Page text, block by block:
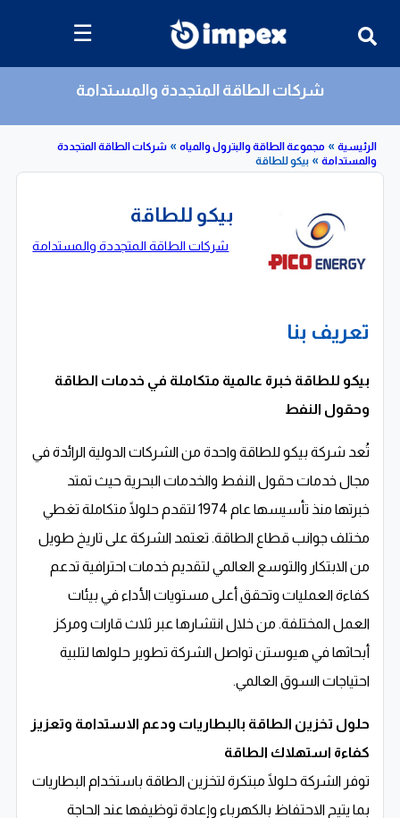
☰
شركات الطاقة المتجددة والمستدامة
»
مجموعة الطاقة والبترول والمياه
»
شركات الطاقة المتجددة
»
بيكو للطاقة
تعريف بنا
بيكو للطاقة خبرة عالمية متكاملة في خدمات الطاقة
وحقول النفط
تُعد شركة بيكو للطاقة واحدة من الشركات الدولية الرائدة في
مجال خدمات حقول النفط والخدمات البحرية حيث تمتد
خبرتها منذ تأسيسها عام 1974 لتقدم حلولًا متكاملة تغطي
مختلف جوانب قطاع الطاقة. تعتمد الشركة على تاريخ طويل
من الابتكار والتوسع العالمي لتقديم خدمات احترافية تدعم
كفاءة العمليات وتحقق أعلى مستويات الأداء في بيئات
العمل المختلفة. من خلال انتشارها عبر ثلاث قارات ومركز
أبحاثها في هيوستن تواصل الشركة تطوير حلولها لتلبية
احتياجات السوق العالمي.
حلول تخزين الطاقة بالبطاريات ودعم الاستدامة وتعزيز
كفاءة استهلاك الطاقة
توفر الشركة حلولًا مبتكرة لتخزين الطاقة باستخدام البطاريات
بما يتيح الاحتفاظ بالكهرباء وإعادة توظيفها عند الحاجة